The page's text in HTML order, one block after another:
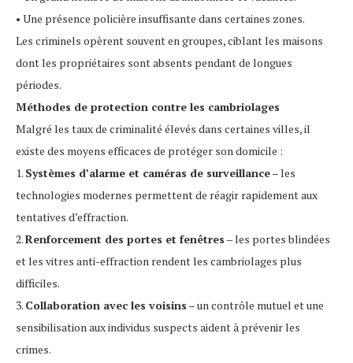
• Une présence policière insuffisante dans certaines zones.
Les criminels opèrent souvent en groupes, ciblant les maisons
dont les propriétaires sont absents pendant de longues
périodes.
Méthodes de protection contre les cambriolages
Malgré les taux de criminalité élevés dans certaines villes, il
existe des moyens efficaces de protéger son domicile :
1. Systèmes d’alarme et caméras de surveillance– les
technologies modernes permettent de réagir rapidement aux
tentatives d’effraction.
2.Renforcement des portes et fenêtres – les portes blindées
et les vitres anti-effraction rendent les cambriolages plus
difficiles.
3. Collaboration avec les voisins – un contrôle mutuel et une
sensibilisation aux individus suspects aident à prévenir les
crimes.